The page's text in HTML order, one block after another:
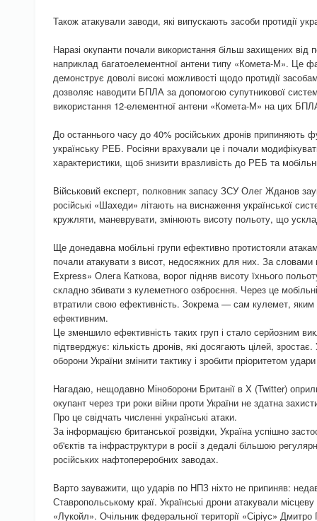
Також атакували заводи, які випускають засоби протидії
Наразі окупанти почали використання більш захищених від
наприклад багатоелементної антени типу «Комета-М». Це
демонструє доволі високі можливості щодо протидії
дозволяє наводити БПЛА за допомогою супутникової
використання 12-елементної антени «Комета-М» на цих
До останнього часу до 40% російських дронів припиняють
українську РЕБ. Росіяни врахували це і почали
характеристики, щоб знизити вразливість до РЕБ та
Військовий експерт, полковник запасу ЗСУ Олег Жданов
російські «Шахеди» літають на виснаження української
кружляти, маневрувати, змінюють висоту польоту, що
Ще донедавна мобільні групи ефективно протистояли
почали атакувати з висот, недосяжних для них. За словами
Express» Олега Каткова, ворог підняв висоту їхнього
складно збивати з кулеметного озброєння. Через це
втратили свою ефективність. Зокрема — сам кулемет,
ефективним.
Це зменшило ефективність таких груп і стало серйозним
підтверджує: кількість дронів, які досягають цілей,
оборони України змінити тактику і зробити пріоритетом
Нагадаю, нещодавно Міноборони Британії в X (Twitter)
окупант через три роки війни проти України не здатна
Про це свідчать численні українські атаки.
За інформацією британської розвідки, Україна успішно
об'єктів та інфраструктури в росії з дедалі більшою
російських нафтопереробних заводах.
Варто зауважити, що ударів по НПЗ ніхто не припиняв:
Ставропольському краї. Українські дрони атакували
«Лукойл». Очільник федеральної території «Сіріус»